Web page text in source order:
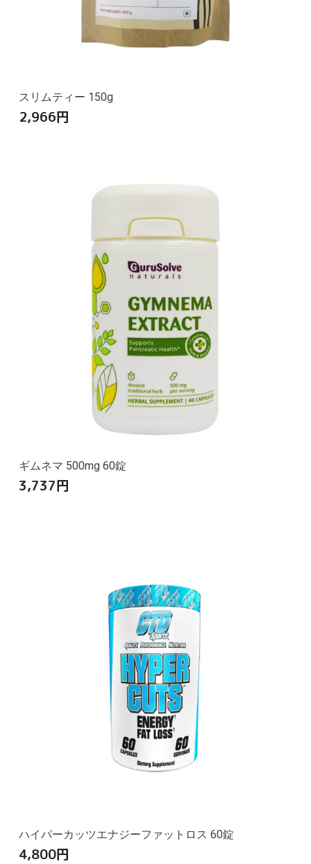
スリムティー 150g
2,966円
ギムネマ 500mg 60錠
3,737円
ハイパーカッツエナジーファットロス 60錠
4,800円